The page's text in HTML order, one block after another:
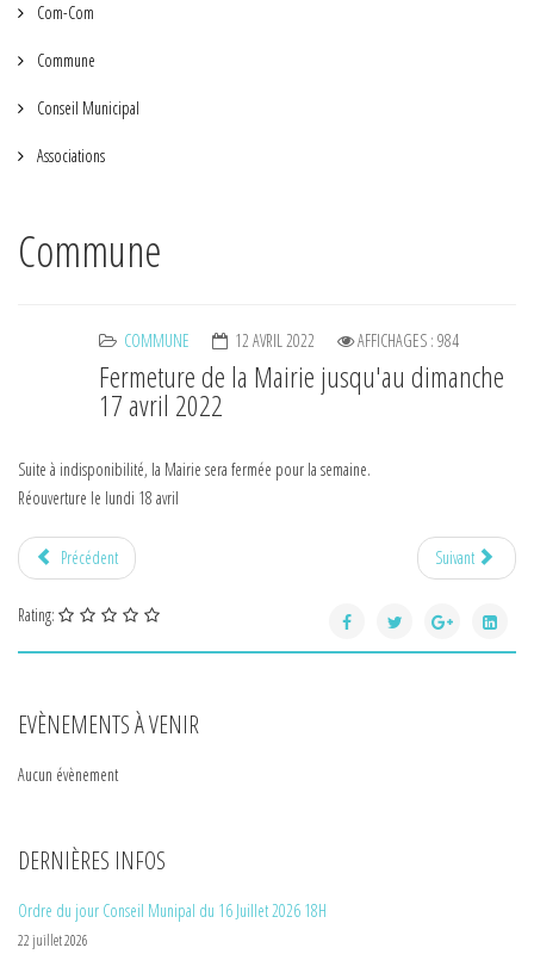
Com-Com
Commune
Conseil Municipal
Associations
Commune
COMMUNE 12 AVRIL 2022 AFFICHAGES : 984
Fermeture de la Mairie jusqu'au dimanche
17 avril 2022
Suite à indisponibilité, la Mairie sera fermée pour la semaine.
Réouverture le lundi 18 avril
Précédent Suivant
Rating:
EVÈNEMENTS À VENIR
Aucun évènement
DERNIÈRES INFOS
Ordre du jour Conseil Munipal du 16 Juillet 2026 18H
22 juillet 2026